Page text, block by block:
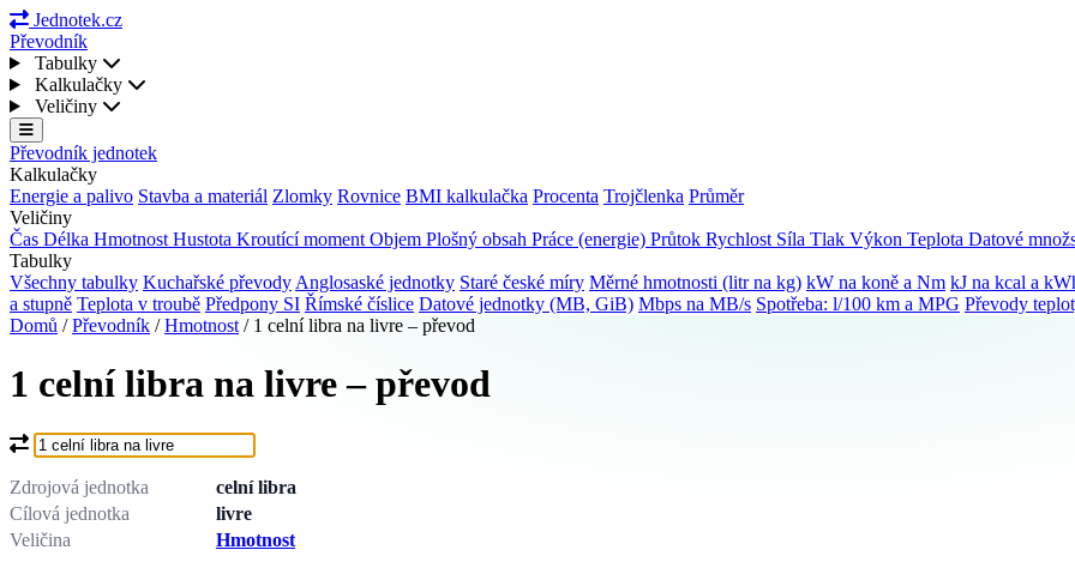
Jednotek.cz
Převodník
Tabulky
Kalkulačky
Veličiny
Převodník jednotek
Kalkulačky
Energie a palivo Stavba a materiál Zlomky Rovnice BMI kalkulačka Procenta Trojčlenka Průměr
Veličiny
Čas Délka Hmotnost Hustota Kroutící moment Objem Plošný obsah Práce (energie) Průtok Rychlost Síla Tlak Výkon Teplota Datové
Tabulky
Všechny tabulky Kuchařské převody Anglosaské jednotky Staré české míry Měrné hmotnosti (litr na kg) kW na koně a Nm kJ na kcal a
a stupně Teplota v troubě Předpony SI Římské číslice Datové jednotky (MB, GiB) Mbps na MB/s Spotřeba: l/100 km a MPG Převody
Domů / Převodník / Hmotnost / 1 celní libra na livre – převod
1 celní libra na livre – převod
Co chcete převést?
Zdrojová jednotka
celní libra
Cílová jednotka
livre
Veličina
Hmotnost